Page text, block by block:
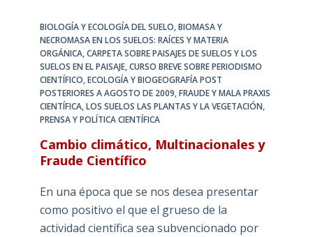
BIOLOGÍA Y ECOLOGÍA DEL SUELO,BIOMASA Y
NECROMASA EN LOS SUELOS: RAÍCES Y MATERIA
ORGÁNICA,CARPETA SOBRE PAISAJES DE SUELOS Y LOS
SUELOS EN EL PAISAJE,CURSO BREVE SOBRE PERIODISMO
CIENTÍFICO,ECOLOGÍA Y BIOGEOGRAFÍA POST
POSTERIORES A AGOSTO DE 2009,FRAUDE Y MALA PRAXIS
CIENTÍFICA,LOS SUELOS LAS PLANTAS Y LA VEGETACIÓN,
PRENSA Y POLÍTICA CIENTÍFICA
Cambio climático, Multinacionales y
Fraude Científico
En una época que se nos desea presentar
como positivo el que el grueso de la
actividad científica sea subvencionado por